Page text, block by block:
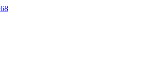
68